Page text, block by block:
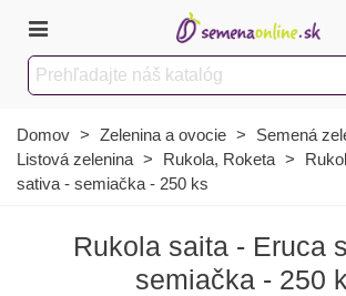
Domov > Zelenina a ovocie > Semená
Listová zelenina > Rukola, Roketa >
sativa - semiačka - 250 ks
Rukola saita - Eruca
semiačka - 250